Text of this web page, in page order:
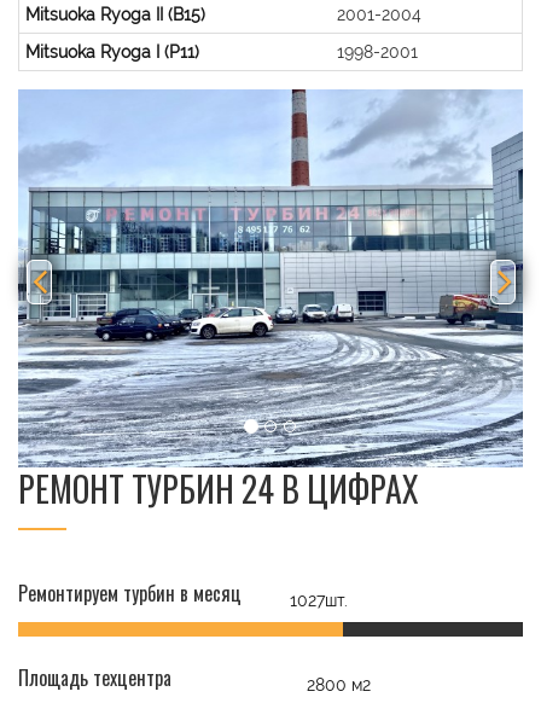
Mitsuoka Ryoga II (B15)
2001-2004
Mitsuoka Ryoga I (P11)
1998-2001
РЕМОНТ ТУРБИН 24 В ЦИФРАХ
Ремонтируем турбин в месяц 1027шт.
Площадь техцентра 2800 м2